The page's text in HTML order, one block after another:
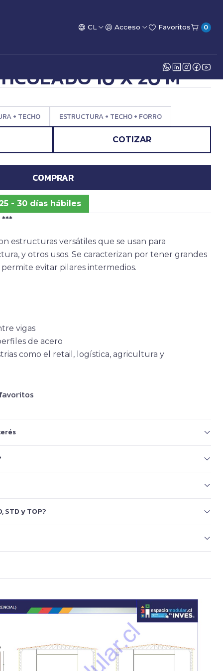
CL Acceso Favoritos 0
10 X 20 M
+ TECHO ESTRUCTURA + TECHO + FORRO
COTIZAR
COMPRAR
- 30 días hábiles
***
estructuras versátiles que se usan para
y otros usos. Se caracterizan por tener grandes
evitar pilares intermedios.
vigas
de acero
como el retail, logística, agricultura y
STD y TOP?